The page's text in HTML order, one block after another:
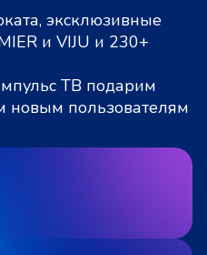
эксклюзивные
и VIJU и 230+
ТВ подарим
новым пользователям